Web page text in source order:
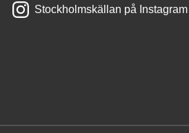
Stockholmskällan på Instagram